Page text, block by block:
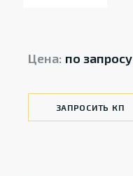
Цена: по запросу
ЗАПРОСИТЬ КП